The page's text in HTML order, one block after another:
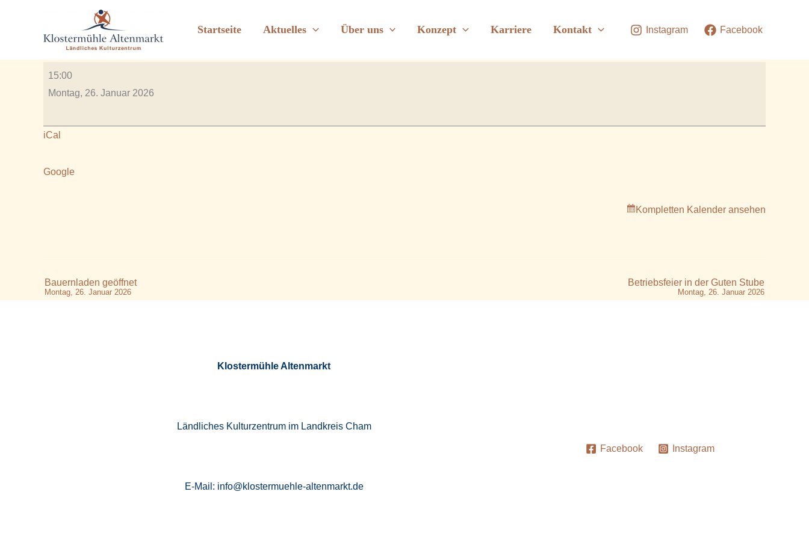
Startseite Aktuelles Über uns Konzept Karriere Kontakt Instagram Facebook
Rentner Stammtisch in der Schänke
VonRauscher_2606/Januar 16, 2026
Rentner
Stammtisch
Schänke
15:00
Montag, 26. Januar 2026
iCal
Google
Kompletten Kalender ansehen
Bauernladen geöffnet
Montag, 26. Januar 2026
Betriebsfeier in der Guten Stube
Montag, 26. Januar 2026
Klostermühle Altenmarkt
Ländliches Kulturzentrum im Landkreis Cham
E-Mail: info@klostermuehle-altenmarkt.de
Facebook Instagram